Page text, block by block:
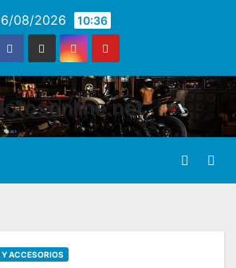
08/2026 10:36
Y ACCESORIOS